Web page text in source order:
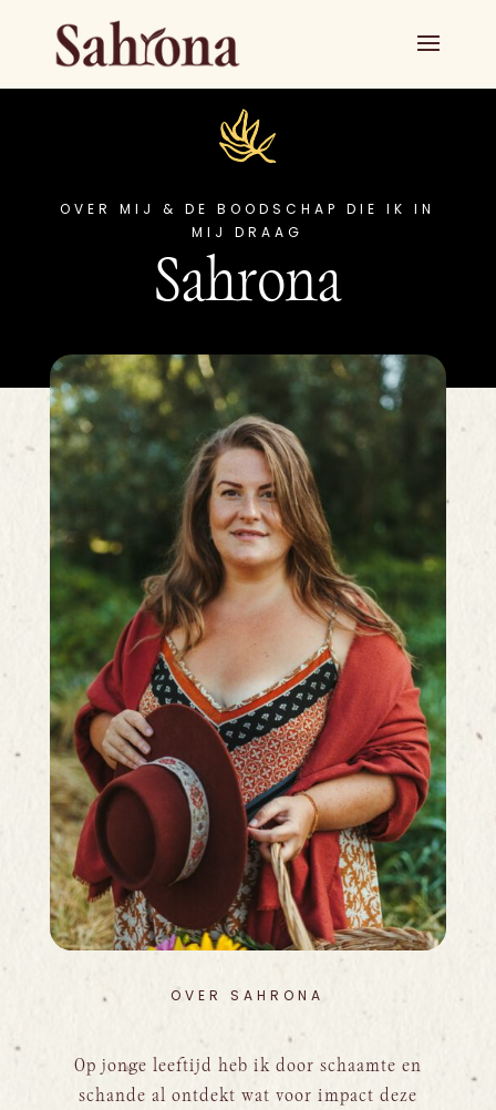
OVER MIJ & DE BOODSCHAP DIE IK IN
MIJ DRAAG
Sahrona
OVER SAHRONA
Op jonge leeftijd heb ik door schaamte en
schande al ontdekt wat voor impact deze